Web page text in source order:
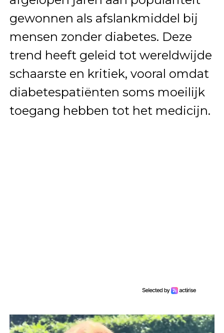
gewonnen als afslankmiddel bij
mensen zonder diabetes. Deze
trend heeft geleid tot wereldwijde
schaarste en kritiek, vooral omdat
diabetespatiënten soms moeilijk
toegang hebben tot het medicijn.